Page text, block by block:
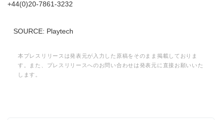
+44(0)20-7861-3232
SOURCE: Playtech
本プレスリリースは発表元が入力した原稿をそのまま掲載しておりま
す。また、プレスリリースへのお問い合わせは発表元に直接お願いいた
します。